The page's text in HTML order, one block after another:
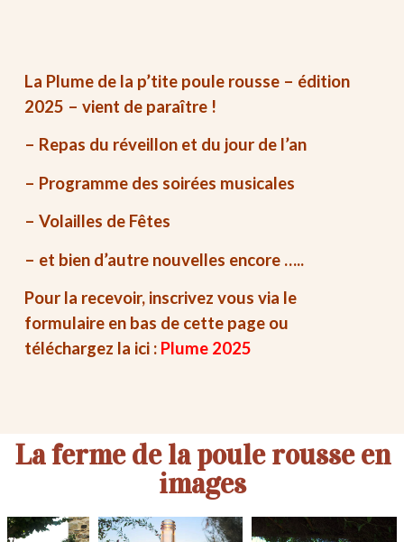
La Plume de la p’tite poule rousse – édition
2025 – vient de paraître !
– Repas du réveillon et du jour de l’an
– Programme des soirées musicales
– Volailles de Fêtes
– et bien d’autre nouvelles encore …..
Pour la recevoir, inscrivez vous via le
formulaire en bas de cette page ou
téléchargez la ici : Plume 2025
La ferme de la poule rousse en
images